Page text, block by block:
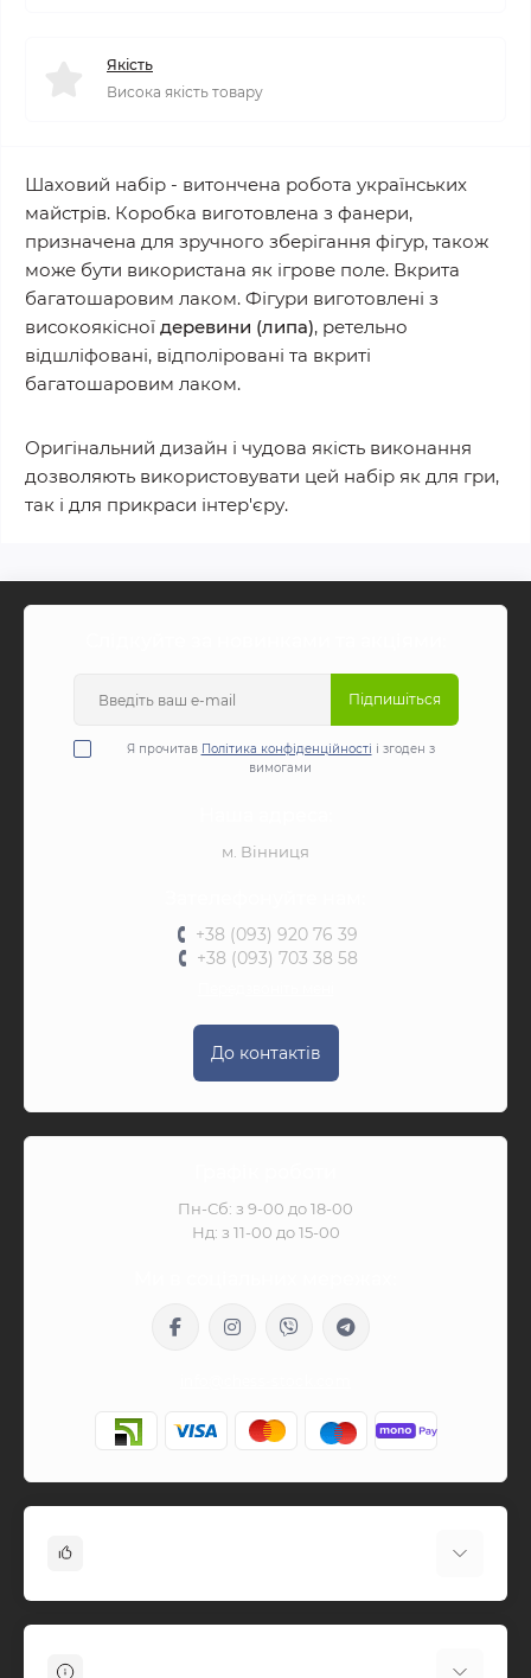
Якість
Висока якість товару
Шаховий набір - витончена робота українських
майстрів. Коробка виготовлена з фанери,
призначена для зручного зберігання фігур, також
може бути використана як ігрове поле. Вкрита
багатошаровим лаком. Фігури виготовлені з
високоякісної деревини (липа), ретельно
відшліфовані, відполіровані та вкриті
багатошаровим лаком.
Оригінальний дизайн і чудова якість виконання
дозволяють використовувати цей набір як для гри,
так і для прикраси інтер'єру.
Підпишіться
Я прочитав Політика конфіденційності і згоден з
вимогами
м. Вінниця
+38 (093) 920 76 39
+38 (093) 703 38 58
До контактів
Пн-Сб: з 9-00 до 18-00
Нд: з 11-00 до 15-00